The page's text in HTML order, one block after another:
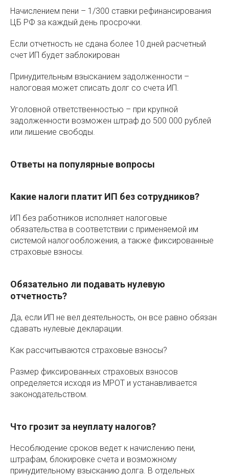
Начислением пени – 1/300 ставки рефинансирования
ЦБ РФ за каждый день просрочки.
Если отчетность не сдана более 10 дней расчетный
счет ИП будет заблокирован
Принудительным взысканием задолженности –
налоговая может списать долг со счета ИП.
Уголовной ответственностью – при крупной
задолженности возможен штраф до 500 000 рублей
или лишение свободы.
Ответы на популярные вопросы
Какие налоги платит ИП без сотрудников?
ИП без работников исполняет налоговые
обязательства в соответствии с применяемой им
системой налогообложения, а также фиксированные
страховые взносы.
Обязательно ли подавать нулевую
отчетность?
Да, если ИП не вел деятельность, он все равно обязан
сдавать нулевые декларации.
Как рассчитываются страховые взносы?
Размер фиксированных страховых взносов
определяется исходя из МРОТ и устанавливается
законодательством.
Что грозит за неуплату налогов?
Несоблюдение сроков ведет к начислению пени,
штрафам, блокировке счета и возможному
принудительному взысканию долга. В отдельных